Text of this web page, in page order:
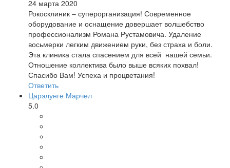
24 марта 2020
Рокосклиник – суперорганизация! Современное
оборудование и оснащение довершает волшебство
профессионализм Романа Рустамовича. Удаление
восьмерки легким движением руки, без страха и боли.
Эта клиника стала спасением для всей нашей семьи.
Отношение коллектива было выше всяких похвал!
Спасибо Вам! Успеха и процветания!
Ответить
Царэлунге Марчел
5.0